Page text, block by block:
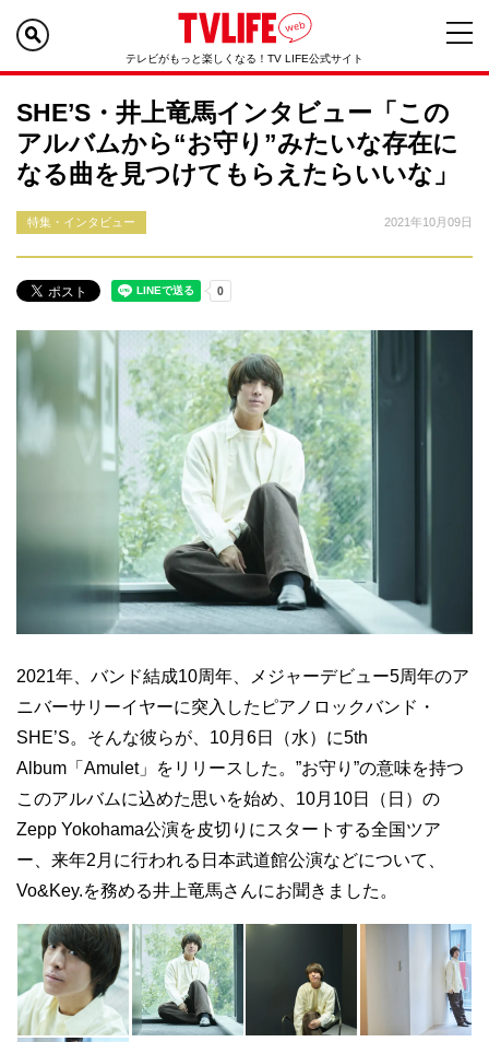
テレビがもっと楽しくなる！TV LIFE公式サイト
SHE’S・井上竜馬インタビュー「この
アルバムから“お守り”みたいな存在に
なる曲を見つけてもらえたらいいな」
特集・インタビュー 2021年10月09日
2021年、バンド結成10周年、メジャーデビュー5周年のア
ニバーサリーイヤーに突入したピアノロックバンド・
SHE’S。そんな彼らが、10月6日（水）に5th
Album「Amulet」をリリースした。”お守り”の意味を持つ
このアルバムに込めた思いを始め、10月10日（日）の
Zepp Yokohama公演を皮切りにスタートする全国ツア
ー、来年2月に行われる日本武道館公演などについて、
Vo&Key.を務める井上竜馬さんにお聞きました。